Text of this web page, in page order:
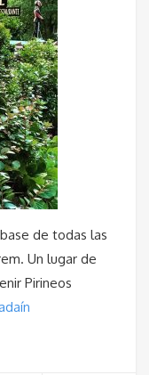
de todas las
Un lugar de
Pirineos